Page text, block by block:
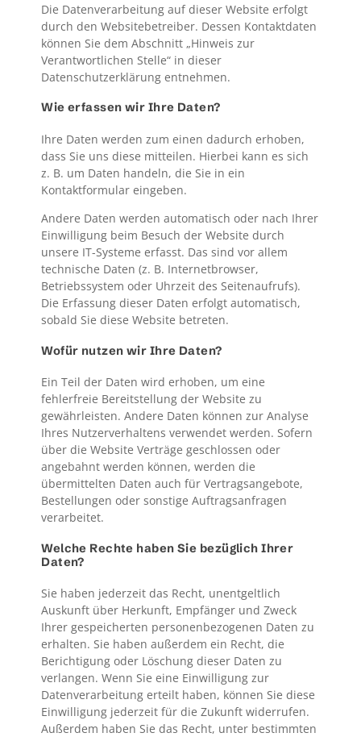
Die Datenverarbeitung auf dieser Website erfolgt
durch den Websitebetreiber. Dessen Kontaktdaten
können Sie dem Abschnitt „Hinweis zur
Verantwortlichen Stelle“ in dieser
Datenschutzerklärung entnehmen.
Wie erfassen wir Ihre Daten?
Ihre Daten werden zum einen dadurch erhoben,
dass Sie uns diese mitteilen. Hierbei kann es sich
z. B. um Daten handeln, die Sie in ein
Kontaktformular eingeben.
Andere Daten werden automatisch oder nach Ihrer
Einwilligung beim Besuch der Website durch
unsere IT-Systeme erfasst. Das sind vor allem
technische Daten (z. B. Internetbrowser,
Betriebssystem oder Uhrzeit des Seitenaufrufs).
Die Erfassung dieser Daten erfolgt automatisch,
sobald Sie diese Website betreten.
Wofür nutzen wir Ihre Daten?
Ein Teil der Daten wird erhoben, um eine
fehlerfreie Bereitstellung der Website zu
gewährleisten. Andere Daten können zur Analyse
Ihres Nutzerverhaltens verwendet werden. Sofern
über die Website Verträge geschlossen oder
angebahnt werden können, werden die
übermittelten Daten auch für Vertragsangebote,
Bestellungen oder sonstige Auftragsanfragen
verarbeitet.
Welche Rechte haben Sie bezüglich Ihrer
Daten?
Sie haben jederzeit das Recht, unentgeltlich
Auskunft über Herkunft, Empfänger und Zweck
Ihrer gespeicherten personenbezogenen Daten zu
erhalten. Sie haben außerdem ein Recht, die
Berichtigung oder Löschung dieser Daten zu
verlangen. Wenn Sie eine Einwilligung zur
Datenverarbeitung erteilt haben, können Sie diese
Einwilligung jederzeit für die Zukunft widerrufen.
Außerdem haben Sie das Recht, unter bestimmten